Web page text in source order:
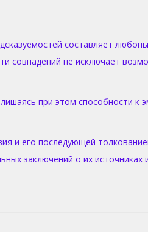
составляет
совпадений не исключает
при этом способности к
и его последующей
заключений о их источниках